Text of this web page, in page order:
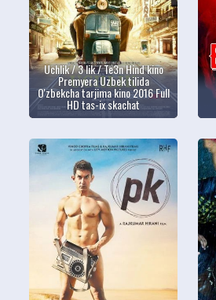
Uchlik / 3 lik / Te3n Hind kino
Premyera Uzbek tilida
O'zbekcha tarjima kino 2016 Full
HD tas-ix skachat